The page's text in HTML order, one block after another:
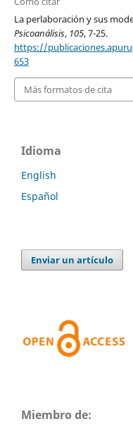
La perlaboración y sus
Psicoanálisis, 105, 7-25.
https://
653
Más formatos de cita
Idioma
English
Español
Enviar un artículo
Miembro de: